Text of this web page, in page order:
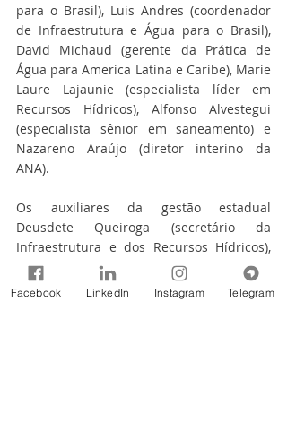
para o Brasil), Luis Andres (coordenador
de Infraestrutura e Água para o Brasil),
David Michaud (gerente da Prática de
Água para America Latina e Caribe), Marie
Laure Lajaunie (especialista líder em
Recursos Hídricos), Alfonso Alvestegui
(especialista sênior em saneamento) e
Nazareno Araújo (diretor interino da
ANA).
Os auxiliares da gestão estadual
Deusdete Queiroga (secretário da
Infraestrutura e dos Recursos Hídricos),
Virgiane Melo (secretária executiva da
Infraestrutura e dos Recursos Hídricos) e
Facebook LinkedIn Instagram Telegram